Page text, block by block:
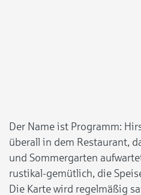
Der Name ist Programm:
überall in dem Restaurant,
und Sommergarten
rustikal-gemütlich, die
Die Karte wird regelmäßig